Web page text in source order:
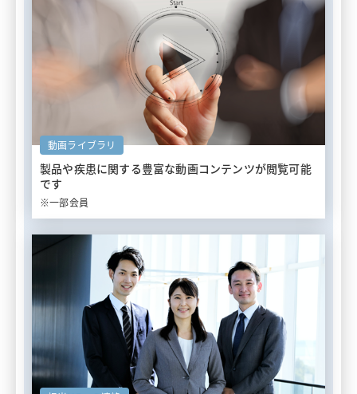
動画ライブラリ
製品や疾患に関する豊富な動画コンテンツが閲覧可能
です
※一部会員